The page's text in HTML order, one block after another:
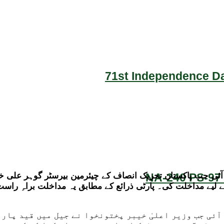
71st Independence
NA-240 PS-
جب پاکستان تحریک انصاف کے چیئرمین بیرسٹر گوہر علی
لیے مداخلت کی۔ پارٹی ذرائع کے مطابق یہ مداخلت براہِ
جب وزیر اعلیٰ خیبر پختونخوا نے جیل میں قید